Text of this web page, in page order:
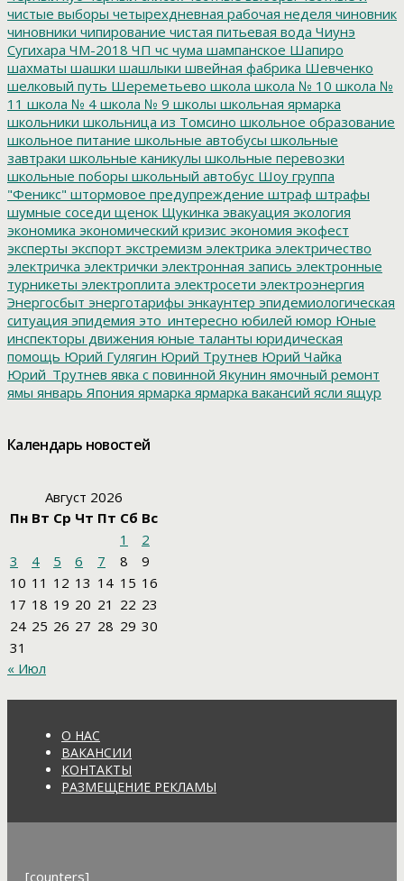
чистые выборы четырехдневная рабочая неделя чиновник
чиновники чипирование чистая питьевая вода Чиунэ
Сугихара ЧМ-2018 ЧП чс чума шампанское Шапиро
шахматы шашки шашлыки швейная фабрика Шевченко
шелковый путь Шереметьево школа школа № 10 школа №
11 школа № 4 школа № 9 школы школьная ярмарка
школьники школьница из Томсино школьное образование
школьное питание школьные автобусы школьные
завтраки школьные каникулы школьные перевозки
школьные поборы школьный автобус Шоу группа
"Феникс" штормовое предупреждение штраф штрафы
шумные соседи щенок Щукинка эвакуация экология
экономика экономический кризис экономия экофест
эксперты экспорт экстремизм электрика электричество
электричка электрички электронная запись электронные
турникеты электроплита электросети электроэнергия
Энергосбыт энерготарифы энкаунтер эпидемиологическая
ситуация эпидемия это_интересно юбилей юмор Юные
инспекторы движения юные таланты юридическая
помощь Юрий Гулягин Юрий Трутнев Юрий Чайка
Юрий_Трутнев явка с повинной Якунин ямочный ремонт
ямы январь Япония ярмарка ярмарка вакансий ясли ящур
Календарь новостей
Август 2026
Пн Вт Ср Чт Пт Сб Вс
1
2
3
4 5 6 7 8
9
10 11 12 13 14 15 16
17 18 19 20 21 22 23
24 25 26 27 28 29 30
31
« Июл
О НАС
ВАКАНСИИ
КОНТАКТЫ
РАЗМЕЩЕНИЕ РЕКЛАМЫ
[counters]